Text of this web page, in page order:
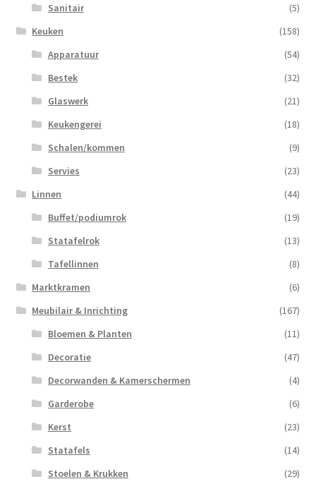
Sanitair
(5)
Keuken
(158)
Apparatuur
(54)
Bestek
(32)
Glaswerk
(21)
Keukengerei
(18)
Schalen/kommen
(9)
Servies
(23)
Linnen
(44)
Buffet/podiumrok
(19)
Statafelrok
(13)
Tafellinnen
(8)
Marktkramen
(6)
Meubilair & Inrichting
(167)
Bloemen & Planten
(11)
Decoratie
(47)
Decorwanden & Kamerschermen
(4)
Garderobe
(6)
Kerst
(23)
Statafels
(14)
Stoelen & Krukken
(29)